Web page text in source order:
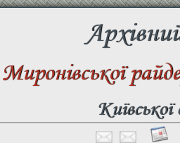
Миронівської
Київської